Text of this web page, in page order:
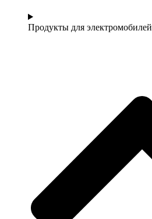
Продукты для электромобилей